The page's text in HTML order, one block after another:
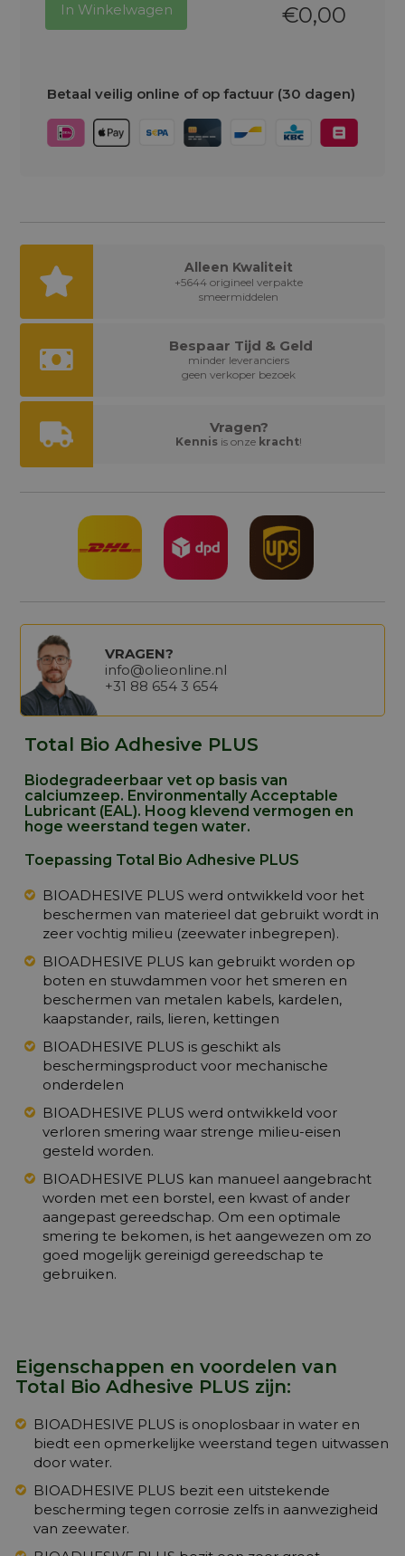
€0,00
In Winkelwagen
Betaal veilig online of op factuur (30 dagen)
Alleen Kwaliteit
+5644 origineel verpakte
smeermiddelen
Bespaar Tijd & Geld
minder leveranciers
geen verkoper bezoek
Vragen?
Kennis is onze kracht!
VRAGEN?
info@olieonline.nl
+31 88 654 3 654
Total Bio Adhesive PLUS
Biodegradeerbaar vet op basis van
calciumzeep. Environmentally Acceptable
Lubricant (EAL). Hoog klevend vermogen en
hoge weerstand tegen water.
Toepassing Total Bio Adhesive PLUS
BIOADHESIVE PLUS werd ontwikkeld voor het
beschermen van materieel dat gebruikt wordt in
zeer vochtig milieu (zeewater inbegrepen).
BIOADHESIVE PLUS kan gebruikt worden op
boten en stuwdammen voor het smeren en
beschermen van metalen kabels, kardelen,
kaapstander, rails, lieren, kettingen
BIOADHESIVE PLUS is geschikt als
beschermingsproduct voor mechanische
onderdelen
BIOADHESIVE PLUS werd ontwikkeld voor
verloren smering waar strenge milieu-eisen
gesteld worden.
BIOADHESIVE PLUS kan manueel aangebracht
worden met een borstel, een kwast of ander
aangepast gereedschap. Om een optimale
smering te bekomen, is het aangewezen om zo
goed mogelijk gereinigd gereedschap te
gebruiken.
Eigenschappen en voordelen van
Total Bio Adhesive PLUS zijn:
BIOADHESIVE PLUS is onoplosbaar in water en
biedt een opmerkelijke weerstand tegen uitwassen
door water.
BIOADHESIVE PLUS bezit een uitstekende
bescherming tegen corrosie zelfs in aanwezigheid
van zeewater.